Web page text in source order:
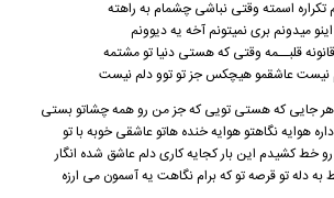
تکراره اسمته وقتی نباشی چشمام به راهته
میدونم بری نمیتونم آخه یه دیوونم
قانونه قلبــمه وقتی که هستی دنیا تو مشتمه
عاشقمو هیچکس جز تو توو دلم نیست
هر جایی که هستی تویی که جز من رو همه چشاتو بستی
هوایه نگاهتو هوایه خنده هاتو عاشقی خوبه با تو
خط کشیدم این بار کجایه کاری دلم عاشق شده انگار
به دله تو قرصه تو که برام نگاهت یه آسمون می ارزه